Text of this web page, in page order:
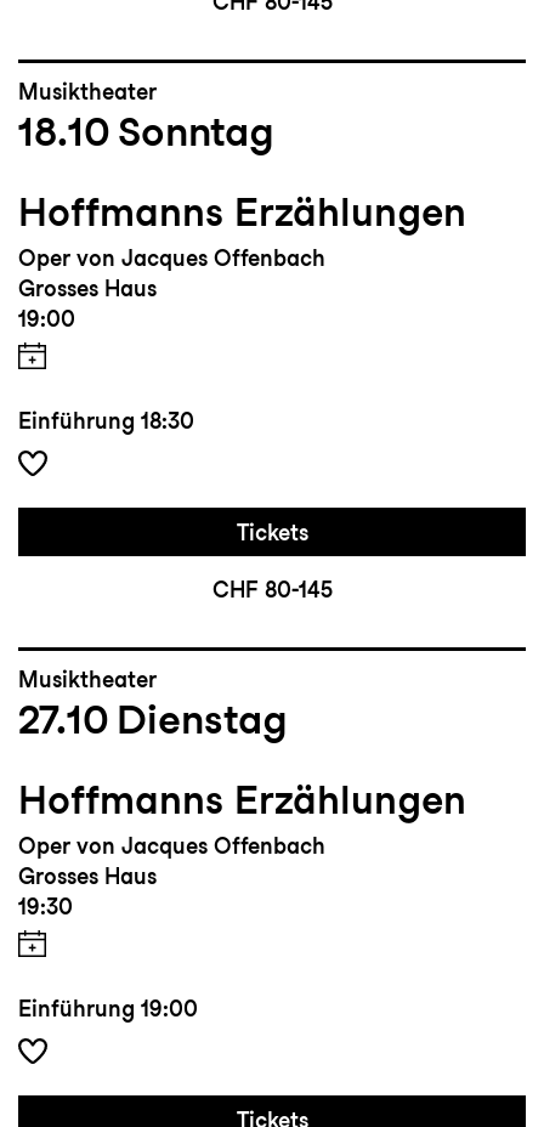
Musiktheater
18.10 Sonntag
Hoffmanns Erzählungen
Oper von Jacques Offenbach
Grosses Haus
19:00
Einführung 18:30
Tickets
CHF 80-145
Musiktheater
27.10 Dienstag
Hoffmanns Erzählungen
Oper von Jacques Offenbach
Grosses Haus
19:30
Einführung 19:00
Tickets